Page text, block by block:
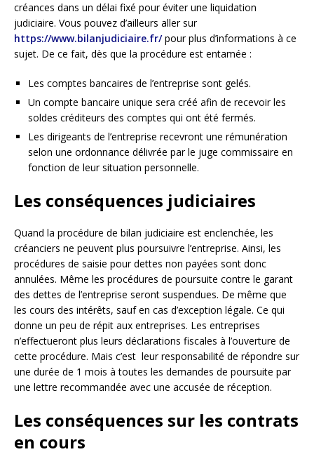
créances dans un délai fixé pour éviter une liquidation
judiciaire. Vous pouvez d’ailleurs aller sur
https://www.bilanjudiciaire.fr/pour plus d’informations à ce
sujet. De ce fait, dès que la procédure est entamée :
Les comptes bancaires de l’entreprise sont gelés.
Un compte bancaire unique sera créé afin de recevoir les
soldes créditeurs des comptes qui ont été fermés.
Les dirigeants de l’entreprise recevront une rémunération
selon une ordonnance délivrée par le juge commissaire en
fonction de leur situation personnelle.
Les conséquences judiciaires
Quand la procédure de bilan judiciaire est enclenchée, les
créanciers ne peuvent plus poursuivre l’entreprise. Ainsi, les
procédures de saisie pour dettes non payées sont donc
annulées. Même les procédures de poursuite contre le garant
des dettes de l’entreprise seront suspendues. De même que
les cours des intérêts, sauf en cas d’exception légale. Ce qui
donne un peu de répit aux entreprises. Les entreprises
n’effectueront plus leurs déclarations fiscales à l’ouverture de
cette procédure. Mais c’est leur responsabilité de répondre sur
une durée de 1 mois à toutes les demandes de poursuite par
une lettre recommandée avec une accusée de réception.
Les conséquences sur les contrats
en cours